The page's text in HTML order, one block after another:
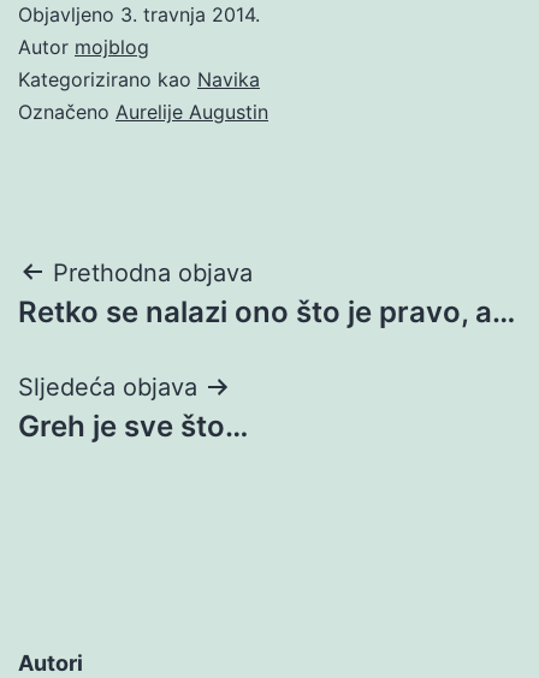
Objavljeno 3. travnja 2014.
Autor mojblog
Kategorizirano kao Navika
Označeno Aurelije Augustin
Navigacija
objava
Prethodna objava
Retko se nalazi ono što je pravo, a…
Sljedeća objava
Greh je sve što…
Autori